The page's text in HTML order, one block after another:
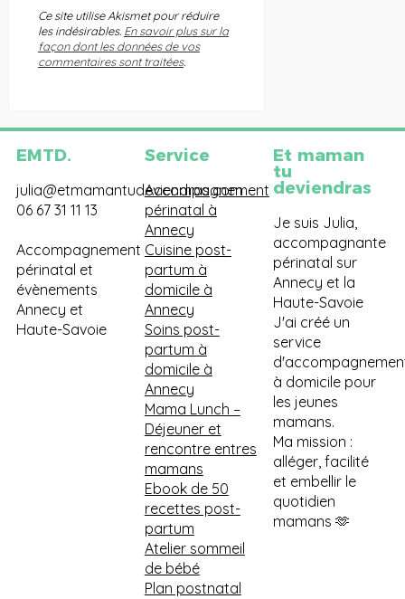
Ce site utilise Akismet pour réduire
les indésirables. En savoir plus sur la
façon dont les données de vos
commentaires sont traitées.
EMTD.
julia@etmamantudeviendras.com
06 67 31 11 13
Accompagnement
périnatal et
évènements
Annecy et
Haute-Savoie
Service
Accompagnement
périnatal à
Annecy
Cuisine post-
partum à
domicile à
Annecy
Soins post-
partum à
domicile à
Annecy
Mama Lunch –
Déjeuner et
rencontre entres
mamans
Ebook de 50
recettes post-
partum
Atelier sommeil
de bébé
Plan postnatal
Et maman
tu
deviendras
Je suis Julia,
accompagnante
périnatal sur
Annecy et la
Haute-Savoie
J'ai créé un
service
à domicile pour
les jeunes
mamans.
Ma mission :
alléger, facilité
et embellir le
quotidien
mamans 🫶